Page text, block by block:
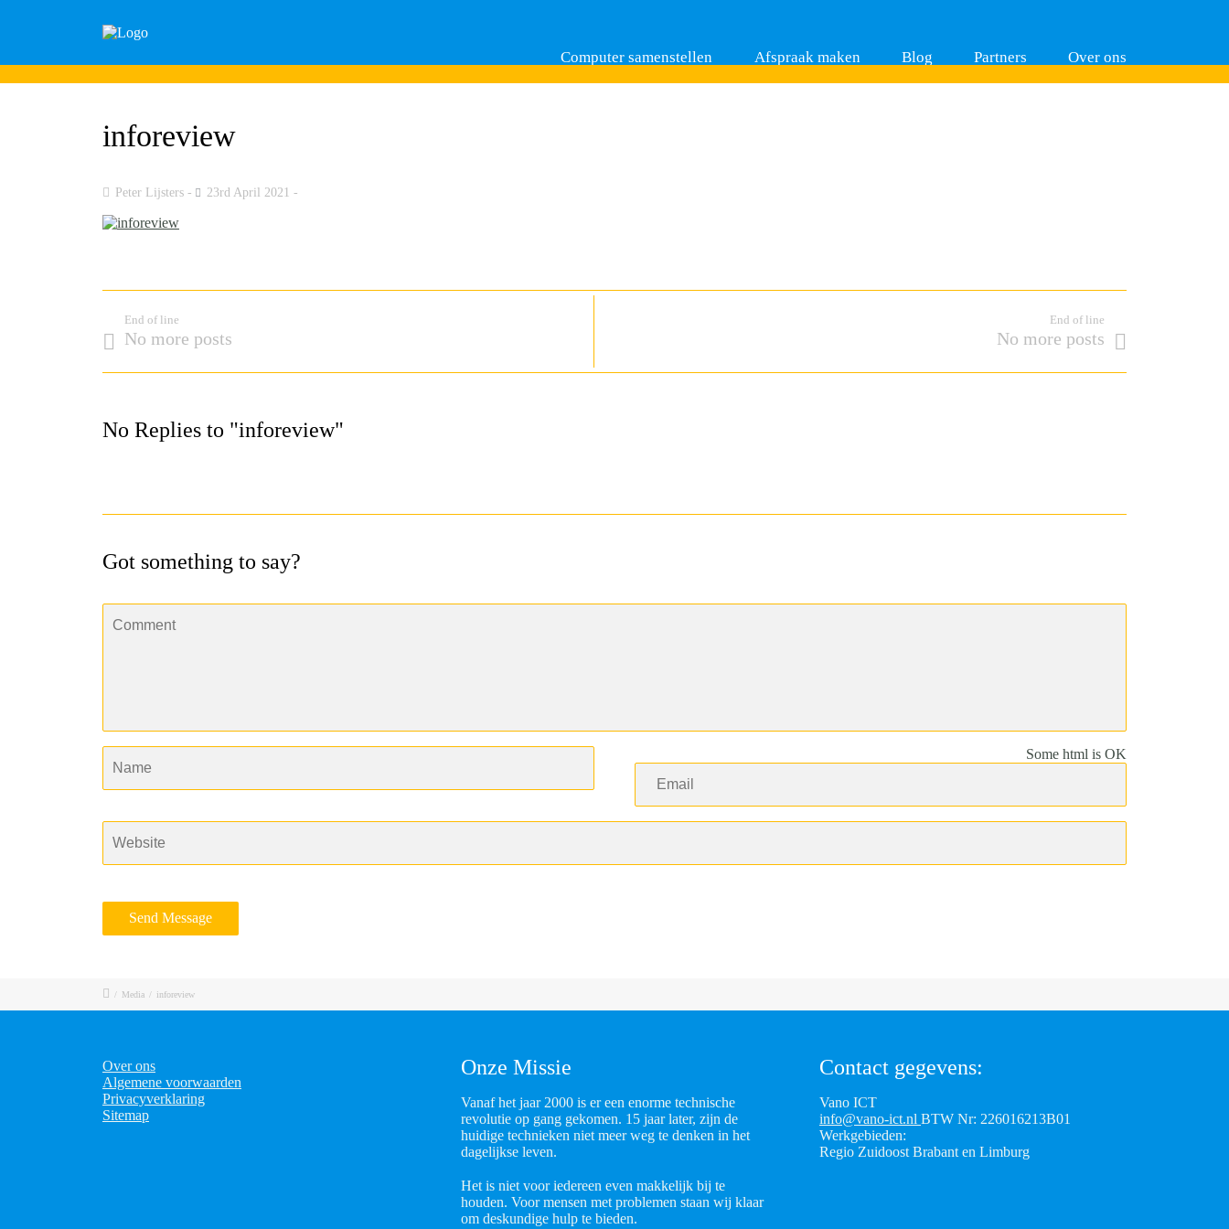
Computer samenstellen Afspraak maken Blog Partners Over ons
inforeview
Peter Lijsters 23rd April 2021
End of line
No more posts
End of line
No more posts
No Replies to "inforeview"
Got something to say?
Some html is OK
/ Media / inforeview
Over ons
Algemene voorwaarden
Privacyverklaring
Sitemap
Onze Missie
Vanaf het jaar 2000 is er een enorme technische
revolutie op gang gekomen. 15 jaar later, zijn de
huidige technieken niet meer weg te denken in het
dagelijkse leven.
Het is niet voor iedereen even makkelijk bij te
houden. Voor mensen met problemen staan wij klaar
om deskundige hulp te bieden.
Contact gegevens:
Vano ICT
info@vano-ict.nl BTW Nr: 226016213B01
Werkgebieden:
Regio Zuidoost Brabant en Limburg